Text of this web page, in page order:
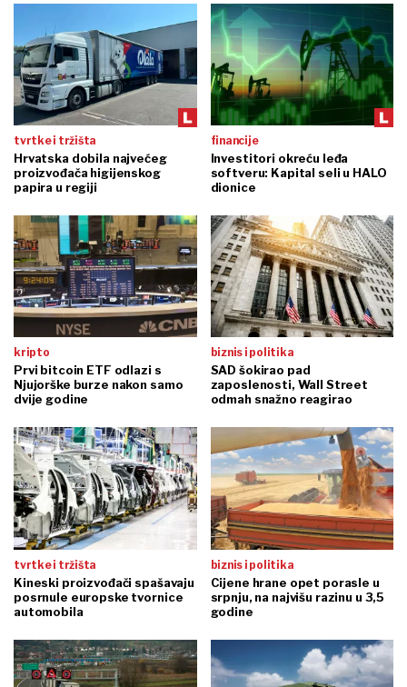
tvrtke i tržišta
Hrvatska dobila najvećeg
proizvođača higijenskog
papira u regiji
financije
Investitori okreću leđa
softveru: Kapital seli u HALO
dionice
kripto
Prvi bitcoin ETF odlazi s
Njujorške burze nakon samo
dvije godine
biznis i politika
SAD šokirao pad
zaposlenosti, Wall Street
odmah snažno reagirao
tvrtke i tržišta
Kineski proizvođači spašavaju
posrnule europske tvornice
automobila
biznis i politika
Cijene hrane opet porasle u
srpnju, na najvišu razinu u 3,5
godine